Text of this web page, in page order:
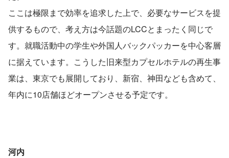
ここは極限まで効率を追求した上で、必要なサービスを提
供するもので、考え方は今話題のLCCとまったく同じで
す。就職活動中の学生や外国人バックパッカーを中心客層
に据えています。こうした旧来型カプセルホテルの再生事
業は、東京でも展開しており、新宿、神田なども含めて、
年内に10店舗ほどオープンさせる予定です。
河内